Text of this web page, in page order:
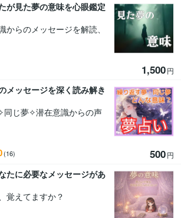
が見た夢の意味を心眼鑑定
からのメッセージを解読、
1,500円
メッセージを深く読み解き
じ夢✧潜在意識からの声
(16) 500円
たに必要なメッセージがあ
覚えてますか？